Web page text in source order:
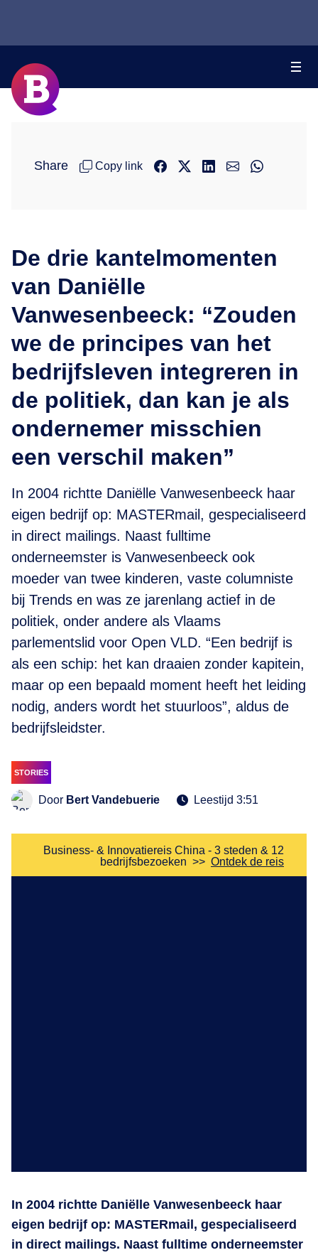
Share Copy link
De drie kantelmomenten
van Daniëlle
Vanwesenbeeck: “Zouden
we de principes van het
bedrijfsleven integreren in
de politiek, dan kan je als
ondernemer misschien
een verschil maken”
In 2004 richtte Daniëlle Vanwesenbeeck haar
eigen bedrijf op: MASTERmail, gespecialiseerd
in direct mailings. Naast fulltime
onderneemster is Vanwesenbeeck ook
moeder van twee kinderen, vaste columniste
bij Trends en was ze jarenlang actief in de
politiek, onder andere als Vlaams
parlementslid voor Open VLD. “Een bedrijf is
als een schip: het kan draaien zonder kapitein,
maar op een bepaald moment heeft het leiding
nodig, anders wordt het stuurloos”, aldus de
bedrijfsleidster.
STORIES
Door Bert Vandebuerie Leestijd 3:51
Business- & Innovatiereis China - 3 steden & 12
bedrijfsbezoeken >> Ontdek de reis
In 2004 richtte Daniëlle Vanwesenbeeck haar
eigen bedrijf op: MASTERmail, gespecialiseerd
in direct mailings. Naast fulltime onderneemster